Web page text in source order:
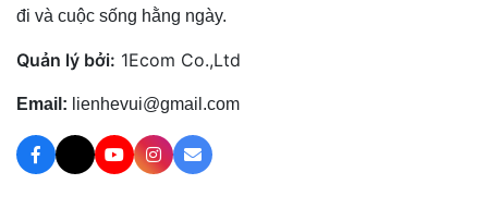
đi và cuộc sống hằng ngày.
Quản lý bởi: 1Ecom Co.,Ltd
Email: lienhevui@gmail.com